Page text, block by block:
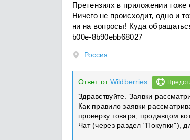
Претензиях в приложении тоже
Ничего не происходит, одно и
ни на вопросы! Куда
b00e-8b90ebb68027
Россия
Ответ от Wildberries
Здравствуйте. Заявки
Как правило заявки
проверку товара, продавцом
Чат (через раздел "Покупки"),